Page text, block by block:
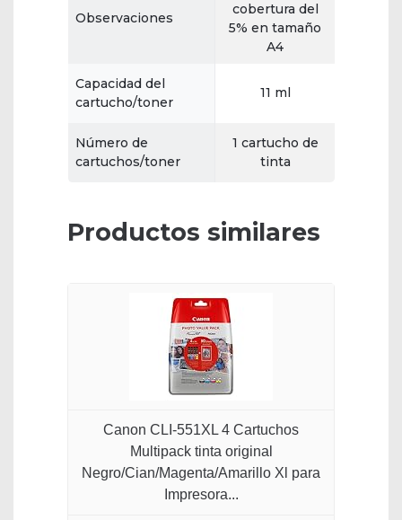
Observaciones
cobertura del
5% en tamaño
A4
Capacidad del
cartucho/toner
11 ml
Número de
cartuchos/toner
1 cartucho de
tinta
Productos similares
Canon CLI-551XL 4 Cartuchos
Multipack tinta original
Negro/Cian/Magenta/Amarillo Xl para
Impresora...